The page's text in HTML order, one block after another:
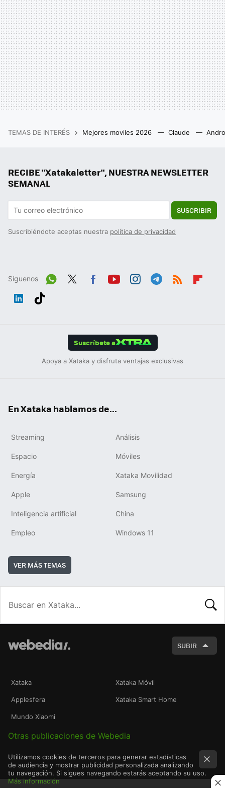
TEMAS DE INTERÉS Mejores moviles 2026 Claude
RECIBE "Xatakaletter", NUESTRA NEWSLETTER
SEMANAL
SUSCRIBIR
Suscribiéndote aceptas nuestra política de privacidad
Síguenos
Wh
Suscríbete a
Apoya a Xataka y disfruta ventajas exclusivas
En Xataka hablamos de...
Streaming Análisis
Espacio Móviles
Energía Xataka Movilidad
Apple Samsung
Inteligencia artificial China
Empleo Windows 11
VER MÁS TEMAS
SUBIR
Xataka Xataka Móvil
Applesfera Xataka Smart Home
Mundo Xiaomi
Otras publicaciones de Webedia
Utilizamos cookies de terceros para generar estadísticas
de audiencia y mostrar publicidad personalizada analizando
tu navegación. Si sigues navegando estarás aceptando su uso.
Más información